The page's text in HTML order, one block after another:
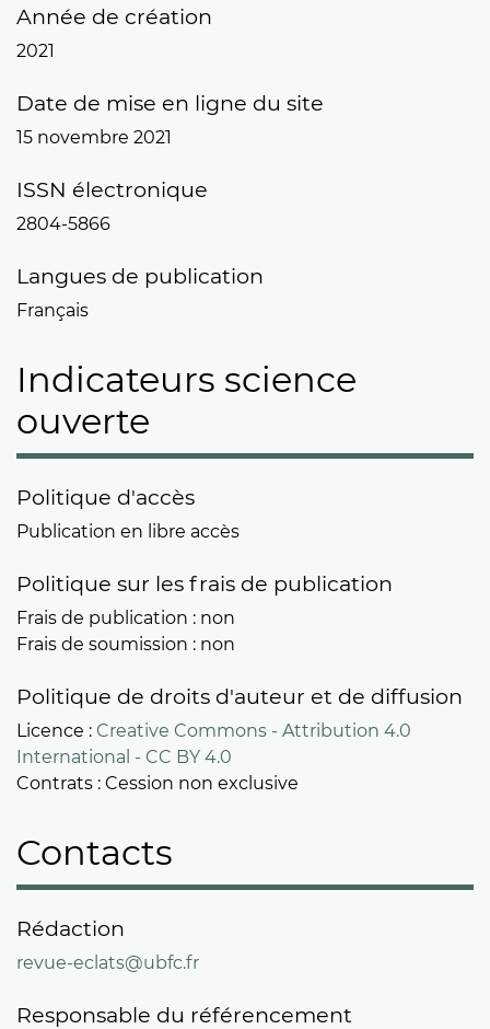
Année de création
2021
Date de mise en ligne du site
15 novembre 2021
ISSN électronique
2804-5866
Langues de publication
Français
Indicateurs science
ouverte
Politique d'accès
Publication en libre accès
Politique sur les frais de publication
Frais de publication
non
Frais de soumission
non
Politique de droits d'auteur et de diffusion
Licence
Creative Commons - Attribution 4.0
International - CC BY 4.0
Contrats Cession non exclusive
Contacts
Rédaction
revue-eclats@ubfc.fr
Responsable du référencement